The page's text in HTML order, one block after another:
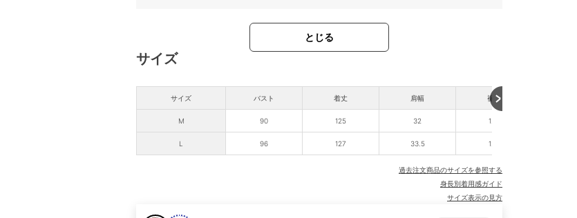
とじる
サイズ
サイズ
M
L
バスト 着丈 肩幅 裾幅
90 125 32 120
96 127 33.5 125
過去注文商品のサイズを参照する
身長別着用感ガイド
サイズ表示の見方